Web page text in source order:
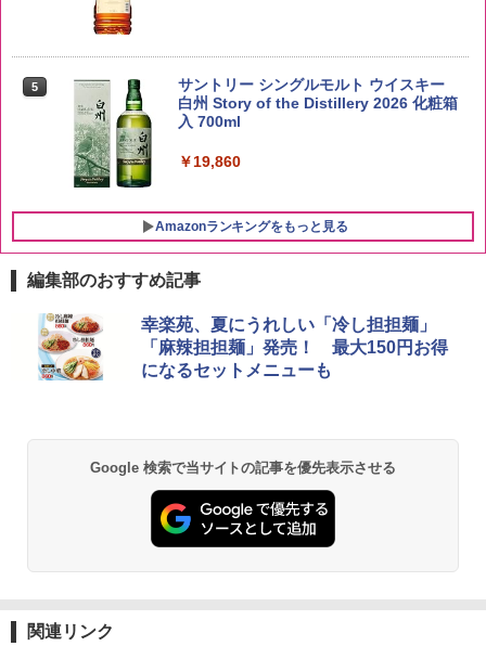
米 5kg
￥3,396
5
サントリー シングルモルト ウイスキー
白州 Story of the Distillery 2026 化粧箱
入 700ml
￥19,860
Amazonランキングをもっと見る
チキンラーメン どんぶり 85g×12個 日清
食品 インスタント カップ麺
￥1,939
【公式】ブタメン とんこつ味 35g×15個
麺 小腹 インスタント アウトドアにも ロ
ーリングストック 大人買い おやつカン
パニー
￥1,288
[山善] スチームオーブンレンジ 25L 一人
暮らし 二人暮らし フラットテーブル ス
チーム調理 自動メニュー19種搭載 角皿
付き ブラック MRK-F250TSV(B)
シャープ 過熱水蒸気 オーブンレンジ 26
L コンベクション 2段調理 ホワイト RE-
SS26B-W
￥32,800
編集部のおすすめ記事
幸楽苑、夏にうれしい「冷し担担麺」
「麻辣担担麺」発売！ 最大150円お得
になるセットメニューも
Google 検索で当サイトの記事を優先表示させる
関連リンク